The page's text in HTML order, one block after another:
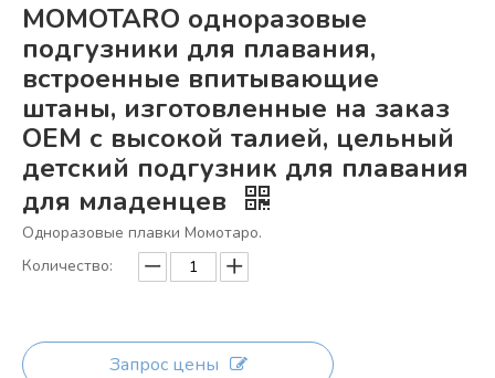
MOMOTARO одноразовые
подгузники для плавания,
встроенные впитывающие
штаны, изготовленные на заказ
OEM с высокой талией, цельный
детский подгузник для плавания
для младенцев
Одноразовые плавки Момотаро.
Количество:
Запрос цены